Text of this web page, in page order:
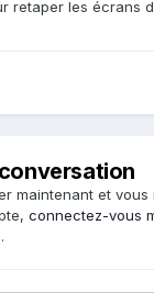
retaper les écrans
maintenant et vous
connectez-vous